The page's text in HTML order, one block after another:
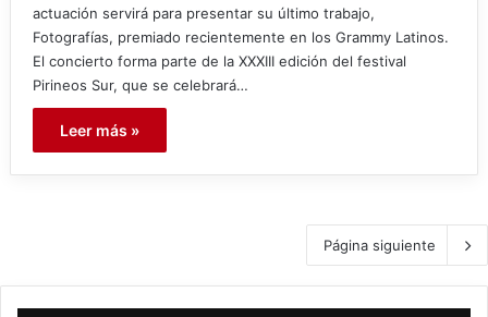
actuación servirá para presentar su último trabajo,
Fotografías, premiado recientemente en los Grammy Latinos.
El concierto forma parte de la XXXIII edición del festival
Pirineos Sur, que se celebrará…
Leer más »
Página siguiente